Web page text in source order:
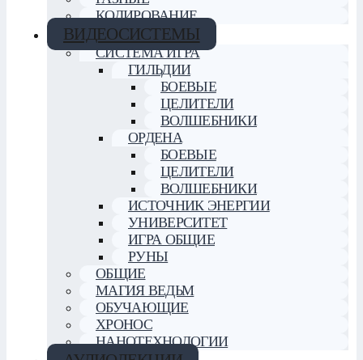
КОДИРОВАНИЕ
ВИДЕОСИСТЕМЫ
СИСТЕМА ИГРА
ГИЛЬДИИ
БОЕВЫЕ
ЦЕЛИТЕЛИ
ВОЛШЕБНИКИ
ОРДЕНА
БОЕВЫЕ
ЦЕЛИТЕЛИ
ВОЛШЕБНИКИ
ИСТОЧНИК ЭНЕРГИИ
УНИВЕРСИТЕТ
ИГРА ОБЩИЕ
РУНЫ
ОБЩИЕ
МАГИЯ ВЕДЬМ
ОБУЧАЮЩИЕ
ХРОНОС
НАНОТЕХНОЛОГИИ